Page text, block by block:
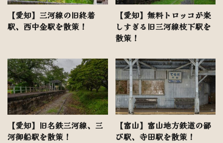
【愛知】三河線の旧終着
駅、西中金駅を散策！
【愛知】無料トロッコが楽
しすぎる旧三河線枝下駅を
散策！
【愛知】旧名鉄三河線、三
河御船駅を散策！
【富山】富山地方鉄道の鄙
び駅、寺田駅を散策！